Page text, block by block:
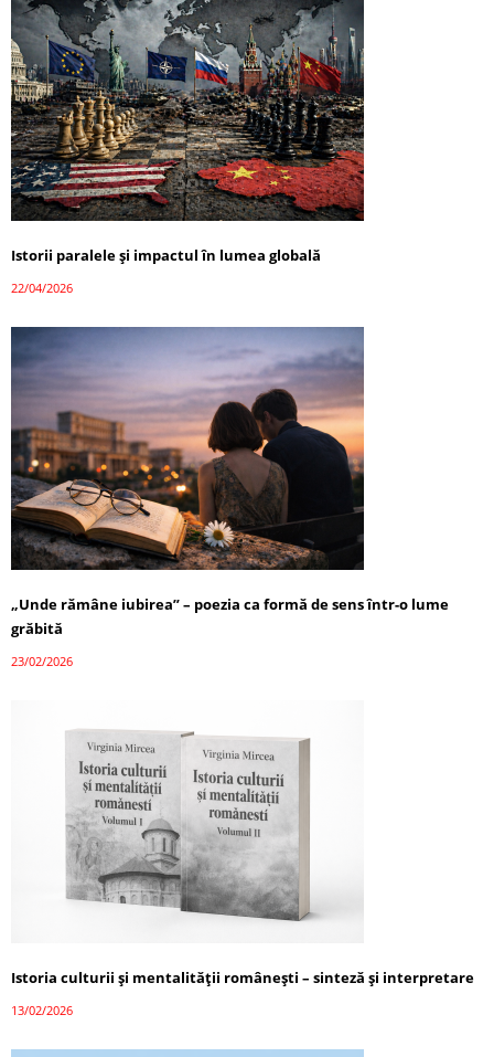
Istorii paralele și impactul în lumea globală
22/04/2026
„Unde rămâne iubirea” – poezia ca formă de sens într-o lume
grăbită
23/02/2026
Istoria culturii și mentalității românești – sinteză și interpretare
13/02/2026